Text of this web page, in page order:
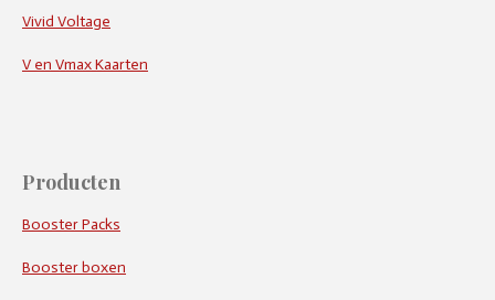
Vivid Voltage
V en Vmax Kaarten
Producten
Booster Packs
Booster boxen